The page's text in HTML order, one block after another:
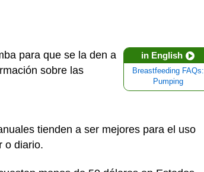
in English
Breastfeeding FAQs:
Pumping
para que se la den a
sobre las
tienden a ser mejores para el uso
o diario.